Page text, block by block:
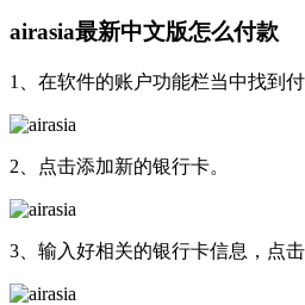
airasia最新中文版怎么付款
1、在软件的账户功能栏当中找到付
2、点击添加新的银行卡。
3、输入好相关的银行卡信息，点